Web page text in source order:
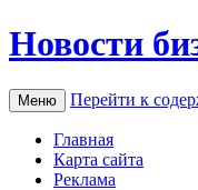
Новости
Меню Перейти к
Главная
Карта сайта
Реклама